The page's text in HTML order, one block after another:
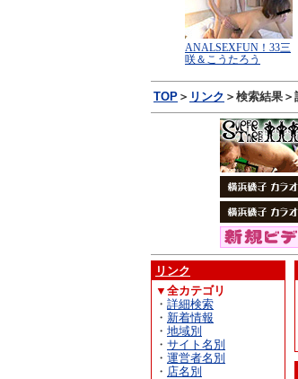
TOP ＞ リンク ＞検索結果＞
リンク
▼全カテゴリ
・ 詳細検索
・ 新着情報
・ 地域別
・ サイト名別
・ 運営者名別
・ 店名別